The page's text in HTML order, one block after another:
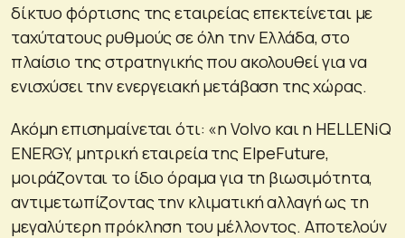
δίκτυο φόρτισης της εταιρείας επεκτείνεται με
ταχύτατους ρυθμούς σε όλη την Ελλάδα, στο
πλαίσιο της στρατηγικής που ακολουθεί για να
ενισχύσει την ενεργειακή μετάβαση της χώρας.
Ακόμη επισημαίνεται ότι: «η Volvo και η HELLENiQ
ENERGY, μητρική εταιρεία της ElpeFuture,
μοιράζονται το ίδιο όραμα για τη βιωσιμότητα,
αντιμετωπίζοντας την κλιματική αλλαγή ως τη
μεγαλύτερη πρόκληση του μέλλοντος. Αποτελούν